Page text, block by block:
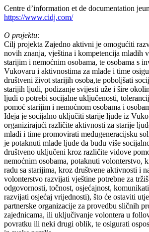
Centre d’information et de documentation
https://www.cidj.com/
O projektu:
Cilj projekta Zajedno aktivni je omogućiti
novih znanja, vještina i kompetencija mladih
starijim i nemoćnim osobama, te osobama s
Vukovaru i aktivnostima za mlade i time
društveni život starijih osoba,te poboljšati
starijih ljudi, podizanje svijesti uže i šire
ljudi o potrebi socijalne uključenosti,
pomoć starijim i nemoćnom osobama i
Ideja je socijalno uključiti starije ljude iz
organizirajući različite aktivnosti za starije
mladi i time promovirati međugeneracijsku
je potaknuti mlade ljude da budu više
društveno uključeni kroz različite vidove
nemoćnim osobama, potaknuti volonterstvo,
radu sa starijima, kroz društvene aktivnosti i
volonterstvo razvijati vještine potrebne za
odgovornosti, točnost, osjećajnost,
razvijati osjećaj vrijednosti), što će ostaviti
partnerske organizacije za provedbu sličnih
zajednicama, ili uključivanje volontera u
povratku ili neki drugi oblik, te osigurati